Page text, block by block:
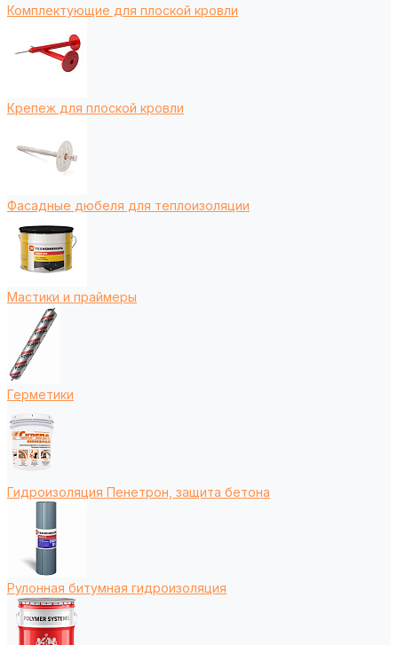
Комплектующие для плоской кровли
Крепеж для плоской кровли
Фасадные дюбеля для теплоизоляции
Мастики и праймеры
Герметики
Гидроизоляция Пенетрон, защита бетона
Рулонная битумная гидроизоляция